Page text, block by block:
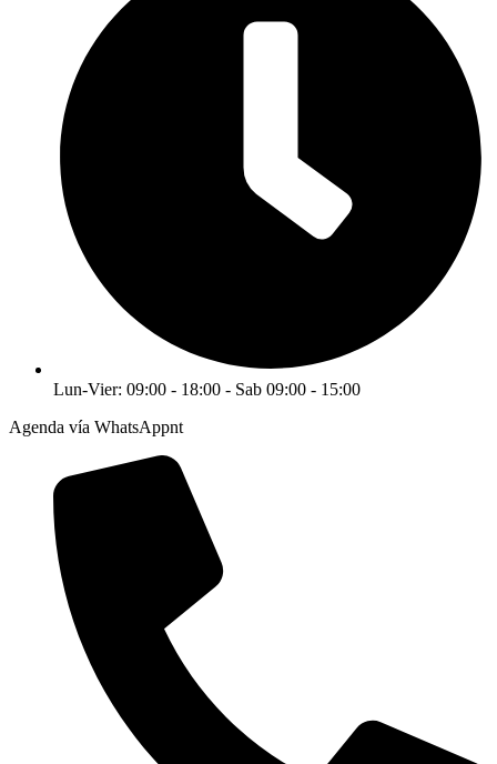
Lun-Vier: 09:00 - 18:00 - Sab 09:00 - 15:00
Agenda vía WhatsAppnt